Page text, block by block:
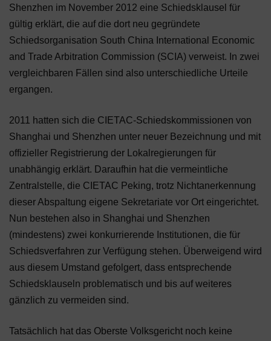
Shenzhen im November 2012 eine Schiedsklausel für
gültig erklärt, die auf die dort neu gegründete
Schiedsorganisation South China International Economic
and Trade Arbitration Commission (SCIA) verweist. In zwei
vergleichbaren Fällen sind also unterschiedliche Urteile
ergangen.
2011 hatten sich die CIETAC-Schiedskommissionen von
Shanghai und Shenzhen unter neuer Bezeichnung und mit
offizieller Registrierung der Lokalregierungen für
unabhängig erklärt. Daraufhin hat die vermeintliche
Zentralstelle, die CIETAC Peking, trotz Nichtanerkennung
dieser Abspaltung eigene Sekretariate vor Ort eingerichtet.
Nun bestehen also in Shanghai und Shenzhen
(mindestens) zwei konkurrierende Institutionen, die für
Schiedsverfahren zur Verfügung stehen. Überweigend wird
aus diesem Umstand gefolgert, dass entsprechende
Schiedsklauseln problematisch und bis auf weiteres
gänzlich zu vermeiden sind.
Tatsächlich hat das Oberste Volksgericht noch keine